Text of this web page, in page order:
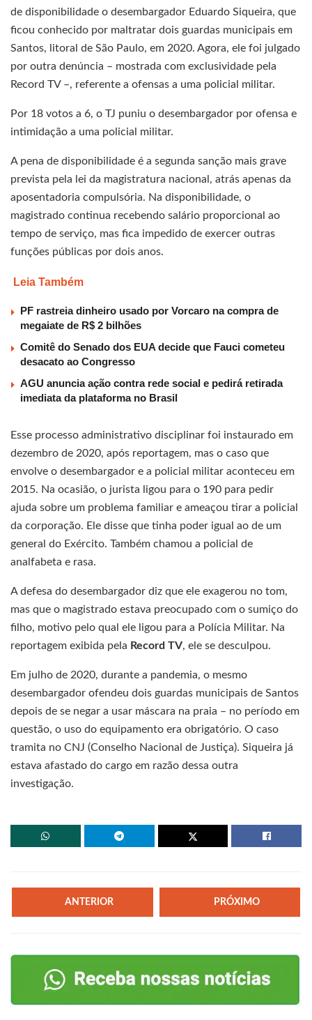
de disponibilidade o desembargador Eduardo Siqueira, que
ficou conhecido por maltratar dois guardas municipais em
Santos, litoral de São Paulo, em 2020. Agora, ele foi julgado
por outra denúncia – mostrada com exclusividade pela
Record TV –, referente a ofensas a uma policial militar.
Por 18 votos a 6, o TJ puniu o desembargador por ofensa e
intimidação a uma policial militar.
A pena de disponibilidade é a segunda sanção mais grave
prevista pela lei da magistratura nacional, atrás apenas da
aposentadoria compulsória. Na disponibilidade, o
magistrado continua recebendo salário proporcional ao
tempo de serviço, mas fica impedido de exercer outras
funções públicas por dois anos.
Leia Também
PF rastreia dinheiro usado por Vorcaro na compra de
megaiate de R$ 2 bilhões
Comitê do Senado dos EUA decide que Fauci cometeu
desacato ao Congresso
AGU anuncia ação contra rede social e pedirá retirada
imediata da plataforma no Brasil
Esse processo administrativo disciplinar foi instaurado em
dezembro de 2020, após reportagem, mas o caso que
envolve o desembargador e a policial militar aconteceu em
2015. Na ocasião, o jurista ligou para o 190 para pedir
ajuda sobre um problema familiar e ameaçou tirar a policial
da corporação. Ele disse que tinha poder igual ao de um
general do Exército. Também chamou a policial de
analfabeta e rasa.
A defesa do desembargador diz que ele exagerou no tom,
mas que o magistrado estava preocupado com o sumiço do
filho, motivo pelo qual ele ligou para a Polícia Militar. Na
reportagem exibida pela Record TV, ele se desculpou.
Em julho de 2020, durante a pandemia, o mesmo
desembargador ofendeu dois guardas municipais de Santos
depois de se negar a usar máscara na praia – no período em
questão, o uso do equipamento era obrigatório. O caso
tramita no CNJ (Conselho Nacional de Justiça). Siqueira já
estava afastado do cargo em razão dessa outra
investigação.
ANTERIOR PRÓXIMO